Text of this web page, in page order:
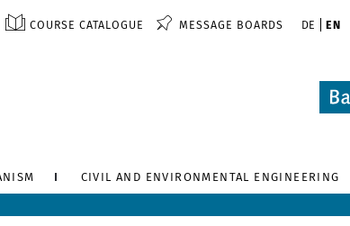
COURSE CATALOGUE MESSAGE BOARDS DE EN
CIVIL AND ENVIRONMENTAL ENGINEERING